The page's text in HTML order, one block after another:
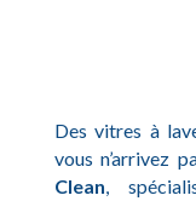
Des vitres à
vous n’arrivez
Clean,